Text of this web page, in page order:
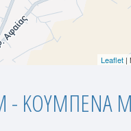
Leaflet |
- ΚΟΥΜΠΕΝΑ